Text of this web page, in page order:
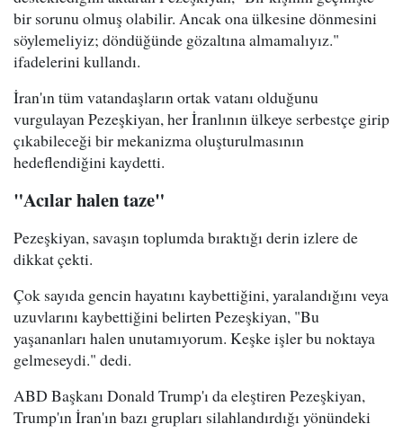
bir sorunu olmuş olabilir. Ancak ona ülkesine dönmesini
söylemeliyiz; döndüğünde gözaltına almamalıyız."
ifadelerini kullandı.
İran'ın tüm vatandaşların ortak vatanı olduğunu
vurgulayan Pezeşkiyan, her İranlının ülkeye serbestçe girip
çıkabileceği bir mekanizma oluşturulmasının
hedeflendiğini kaydetti.
"Acılar halen taze"
Pezeşkiyan, savaşın toplumda bıraktığı derin izlere de
dikkat çekti.
Çok sayıda gencin hayatını kaybettiğini, yaralandığını veya
uzuvlarını kaybettiğini belirten Pezeşkiyan, "Bu
yaşananları halen unutamıyorum. Keşke işler bu noktaya
gelmeseydi." dedi.
ABD Başkanı Donald Trump'ı da eleştiren Pezeşkiyan,
Trump'ın İran'ın bazı grupları silahlandırdığı yönündeki